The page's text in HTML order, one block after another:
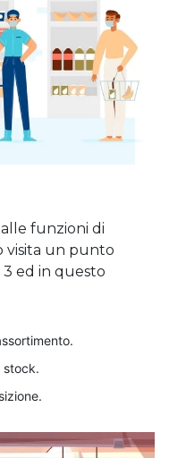
funzioni di
un punto
3 ed in questo
stock.